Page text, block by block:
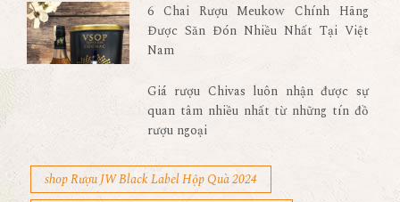
6 Chai Rượu Meukow Chính Hãng
Được Săn Đón Nhiều Nhất Tại Việt
Nam
Giá rượu Chivas luôn nhận được sự
quan tâm nhiều nhất từ những tín đồ
rượu ngoại
shop Rượu JW Black Label Hộp Quà 2024